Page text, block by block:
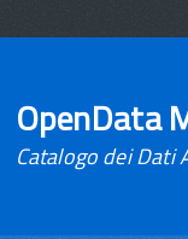
OpenData
Catalogo dei Dati